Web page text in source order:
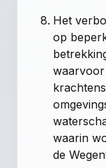
Het
op
waarvoor
waarin
de